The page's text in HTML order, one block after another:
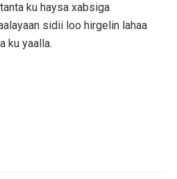
ku haysa xabsiga
sidii loo hirgelin lahaa
ku yaalla.